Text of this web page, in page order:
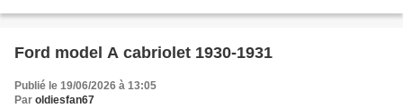
Ford model A cabriolet 1930-1931
Publié le 19/06/2026 à 13:05
Par oldiesfan67